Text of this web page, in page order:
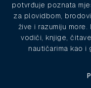
potvrđuje poznata
za plovidbom,
žive i razumiju
vodiči, knjige,
nautičarima kao i